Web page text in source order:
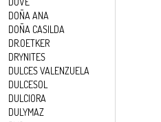
DOÑA ANA
DOÑA CASILDA
DR.OETKER
DRYNITES
DULCES VALENZUELA
DULCESOL
DULCIORA
DULYMAZ